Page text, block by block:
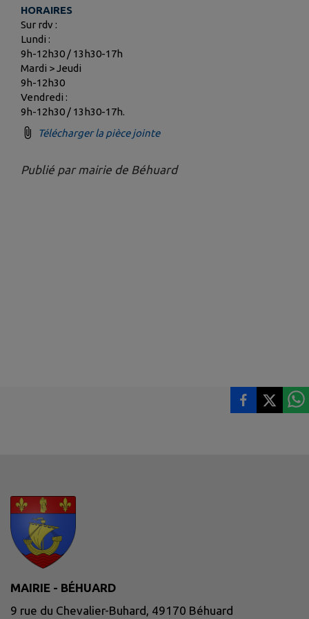
HORAIRES
Sur rdv :
Lundi :
9h-12h30 / 13h30-17h
Mardi > Jeudi
9h-12h30
Vendredi :
9h-12h30 / 13h30-17h.
Télécharger la pièce jointe
Publié par mairie de Béhuard
MAIRIE - BÉHUARD
9 rue du Chevalier-Buhard, 49170 Béhuard